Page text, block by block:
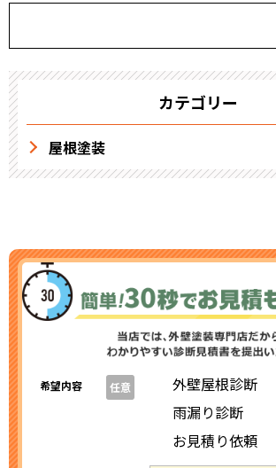
カテゴリー
屋根塗装
希望内容 任意
外壁屋根診断
雨漏り診断
お見積り依頼